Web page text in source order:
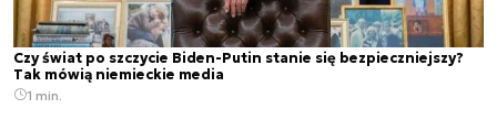
Czy świat po szczycie Biden-Putin stanie się bezpieczniejszy?
Tak mówią niemieckie media
1 min.